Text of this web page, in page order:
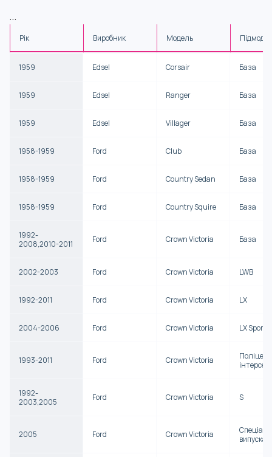
...
Рік Виробник Модель
1959 Edsel Corsair База
1959 Edsel Ranger База
1959 Edsel Villager База
1958-1959 Ford Club База
1958-1959 Ford Country Sedan База
1958-1959 Ford Country Squire База
1992-
2008,2010-2011
Ford Crown Victoria База
2002-2003 Ford Crown Victoria LWB
1992-2011 Ford Crown Victoria LX
2004-2006 Ford Crown Victoria LX Sport
1993-2011 Ford Crown Victoria
1992-
2003,2005
Ford Crown Victoria S
2005 Ford Crown Victoria